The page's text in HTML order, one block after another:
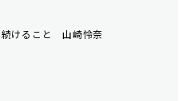
続けること 山崎怜奈